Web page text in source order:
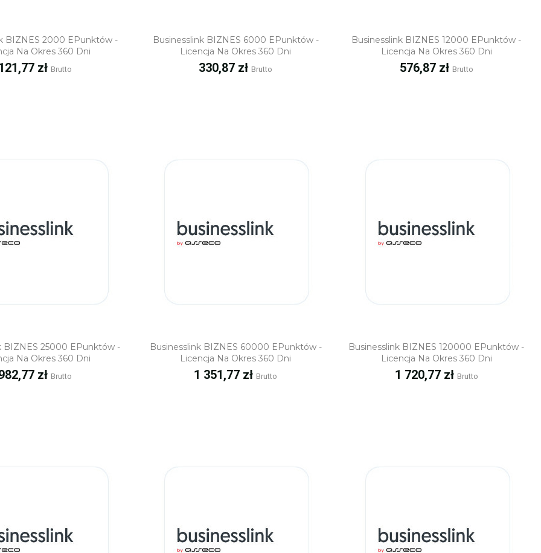
Szybki podgląd
BIZNES 2000 EPunktów -
Na Okres 360 Dni
zł Brutto
Szybki podgląd
Businesslink BIZNES 6000 EPunktów -
Licencja Na Okres 360 Dni
Cena
330,87 zł Brutto
Szybki podgląd
Businesslink BIZNES 12000 EPunktów -
Licencja Na Okres 360 Dni
Cena
576,87 zł Brutto
Szybki podgląd
BIZNES 25000 EPunktów -
Na Okres 360 Dni
zł Brutto
Szybki podgląd
Businesslink BIZNES 60000 EPunktów -
Licencja Na Okres 360 Dni
Cena
1 351,77 zł Brutto
Szybki podgląd
Businesslink BIZNES 120000 EPunktów -
Licencja Na Okres 360 Dni
Cena
1 720,77 zł Brutto